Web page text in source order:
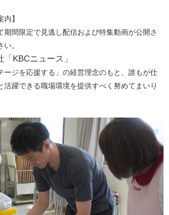
】
間限定で見逃し配信および特集動画が公開さ
。
「KBCニュース 」
ジを応援する」の経営理念のもと、誰もが仕
躍できる職場環境を提供すべく努めてまいり